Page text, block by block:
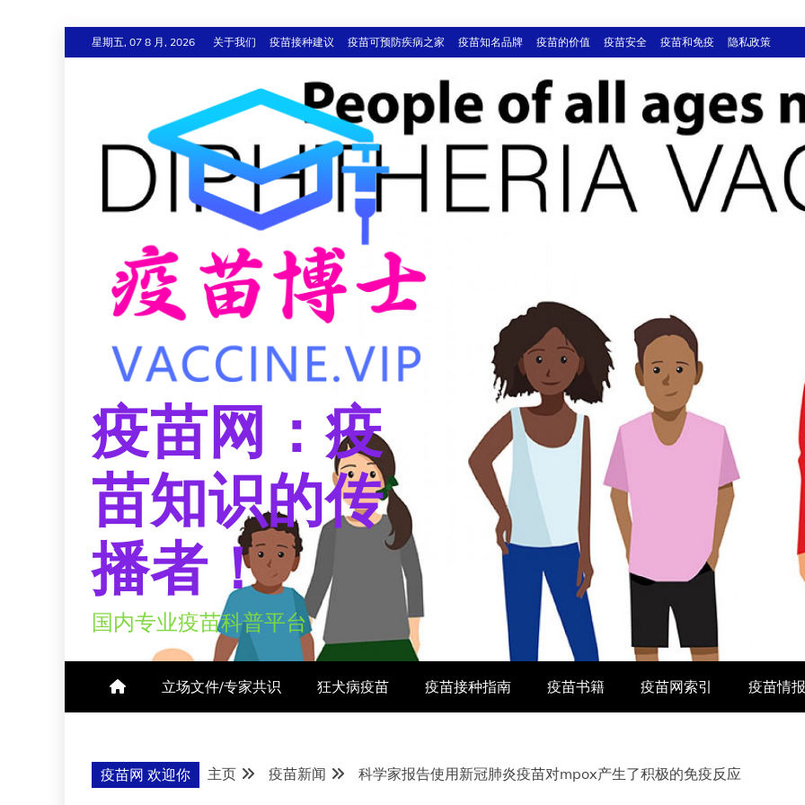
至
星期五, 07 8 月, 2026 关于我们 疫苗接种建议 疫苗可预防疾病之家 疫苗知名品牌 疫苗的价值 疫苗安全 疫苗和免疫 隐私政策
疫苗网：疫
苗知识的传
播者！
国内专业疫苗科普平台
立场文件/专家共识 狂犬病疫苗 疫苗接种指南 疫苗书籍 疫苗网索引 疫苗情
疫苗网 欢迎你 主页 疫苗新闻 科学家报告使用新冠肺炎疫苗对mpox产生了积极的免疫反应